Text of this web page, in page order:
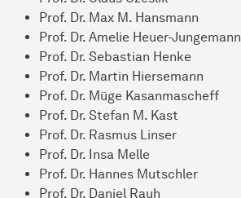
Prof. Dr. Max M. Hansmann
Prof. Dr. Amelie Heuer-Jungemann
Prof. Dr. Sebastian Henke
Prof. Dr. Martin Hiersemann
Prof. Dr. Müge Kasanmascheff
Prof. Dr. Stefan M. Kast
Prof. Dr. Rasmus Linser
Prof. Dr. Insa Melle
Prof. Dr. Hannes Mutschler
Prof. Dr. Daniel Rauh